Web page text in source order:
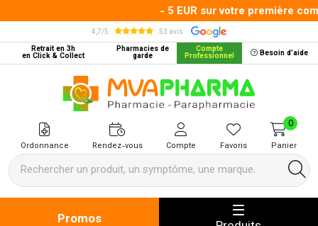
- 5 EUR sur votre première
4,7/5
53 avis
Retrait en 3h
en Click & Collect
Pharmacies de
garde
Compte
Professionnel Besoin d’aide
MVA Pharma Votre pharmacie
Ordonnance Rendez-vous Compte Favoris Panier
0
Promos